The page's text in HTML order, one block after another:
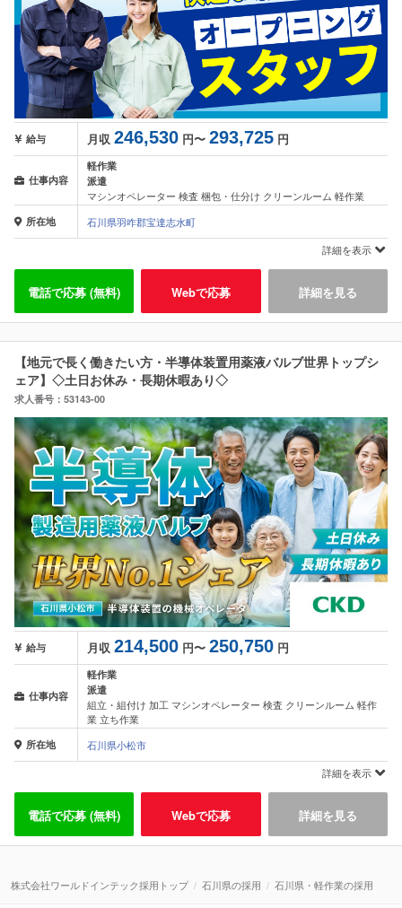
給与 月収 246,530 円〜 293,725 円
仕事内容
軽作業
派遣
マシンオペレーター 検査 梱包・仕分け クリーンルーム 軽作業
所在地
石川県羽咋郡宝達志水町
詳細を表示
電話で応募 (無料) Webで応募 詳細を見る
【地元で長く働きたい方・半導体装置用薬液バルブ世界トップシ
ェア】◇土日お休み・長期休暇あり◇
求人番号：53143-00
給与 月収 214,500 円〜 250,750 円
仕事内容
軽作業
派遣
組立・組付け 加工 マシンオペレーター 検査 クリーンルーム 軽作
業 立ち作業
所在地
石川県小松市
詳細を表示
電話で応募 (無料) Webで応募 詳細を見る
株式会社ワールドインテック採用トップ 石川県の採用 石川県・軽作業の採用